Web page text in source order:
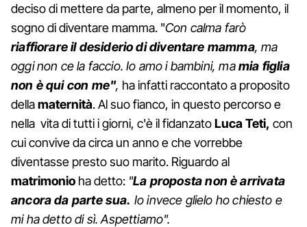
deciso di mettere da parte, almeno per il momento, il
sogno di diventare mamma. "Con calma farò
riaffiorare il desiderio di diventare mamma, ma
oggi non ce la faccio. Io amo i bambini, mamia figlia
non è qui con me", ha infatti raccontato a proposito
dellamaternità. Al suo fianco, in questo percorso e
nella vita di tutti i giorni, c'è il fidanzatoLuca Teti, con
cui convive da circa un anno e che vorrebbe
diventasse presto suo marito. Riguardo al
matrimonio ha detto: "La proposta non è arrivata
ancora da parte sua. Io invece glielo ho chiesto e
mi ha detto di sì. Aspettiamo".